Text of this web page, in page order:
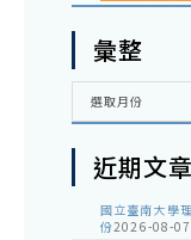
彙整
彙
選取月份
近期文章
國立臺南大學
份2026-08-07